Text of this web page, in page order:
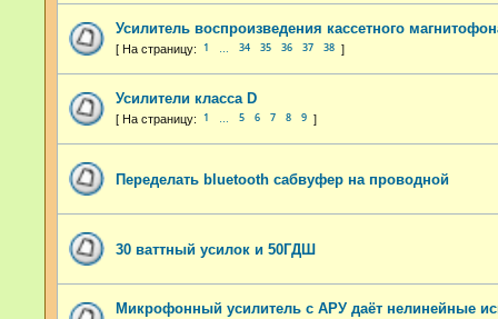
Усилитель воспроизведения кассетного
1 34 35 36 37 38
Усилители класса D
1 5 6 7 8 9
Переделать bluetooth сабвуфер на проводной
30 ваттный усилок и 50ГДШ
Микрофонный усилитель с АРУ даёт нелинейные